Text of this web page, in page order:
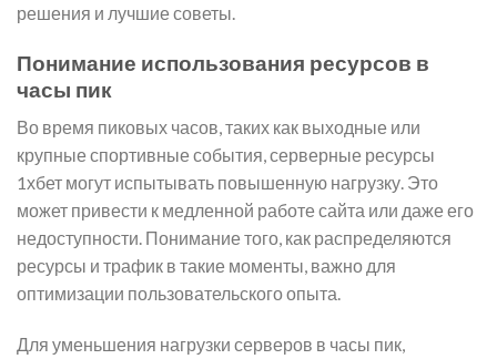
решения и лучшие советы.
Понимание использования ресурсов в
часы пик
Во время пиковых часов, таких как выходные или
крупные спортивные события, серверные ресурсы
1хбет могут испытывать повышенную нагрузку. Это
может привести к медленной работе сайта или даже его
недоступности. Понимание того, как распределяются
ресурсы и трафик в такие моменты, важно для
оптимизации пользовательского опыта.
Для уменьшения нагрузки серверов в часы пик,